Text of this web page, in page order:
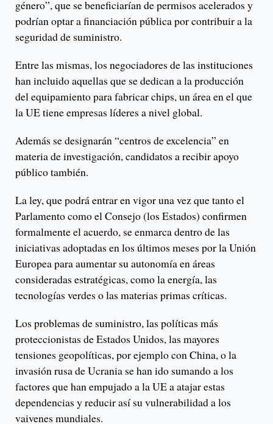
género”, que se beneficiarían de permisos acelerados y
podrían optar a financiación pública por contribuir a la
seguridad de suministro.
Entre las mismas, los negociadores de las instituciones
han incluido aquellas que se dedican a la producción
del equipamiento para fabricar chips, un área en el que
la UE tiene empresas líderes a nivel global.
Además se designarán “centros de excelencia” en
materia de investigación, candidatos a recibir apoyo
público también.
La ley, que podrá entrar en vigor una vez que tanto el
Parlamento como el Consejo (los Estados) confirmen
formalmente el acuerdo, se enmarca dentro de las
iniciativas adoptadas en los últimos meses por la Unión
Europea para aumentar su autonomía en áreas
consideradas estratégicas, como la energía, las
tecnologías verdes o las materias primas críticas.
Los problemas de suministro, las políticas más
proteccionistas de Estados Unidos, las mayores
tensiones geopolíticas, por ejemplo con China, o la
invasión rusa de Ucrania se han ido sumando a los
factores que han empujado a la UE a atajar estas
dependencias y reducir así su vulnerabilidad a los
vaivenes mundiales.